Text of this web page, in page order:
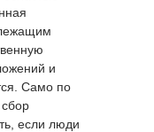
и
Само по
если люди